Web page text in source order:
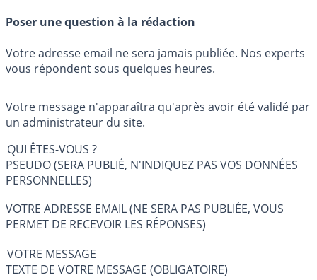
Poser une question à la rédaction
Votre adresse email ne sera jamais publiée. Nos experts
vous répondent sous quelques heures.
Votre message n'apparaîtra qu'après avoir été validé par
un administrateur du site.
QUI ÊTES-VOUS ?
PSEUDO (SERA PUBLIÉ, N'INDIQUEZ PAS VOS DONNÉES
PERSONNELLES)
VOTRE ADRESSE EMAIL (NE SERA PAS PUBLIÉE, VOUS
PERMET DE RECEVOIR LES RÉPONSES)
VOTRE MESSAGE
TEXTE DE VOTRE MESSAGE (OBLIGATOIRE)